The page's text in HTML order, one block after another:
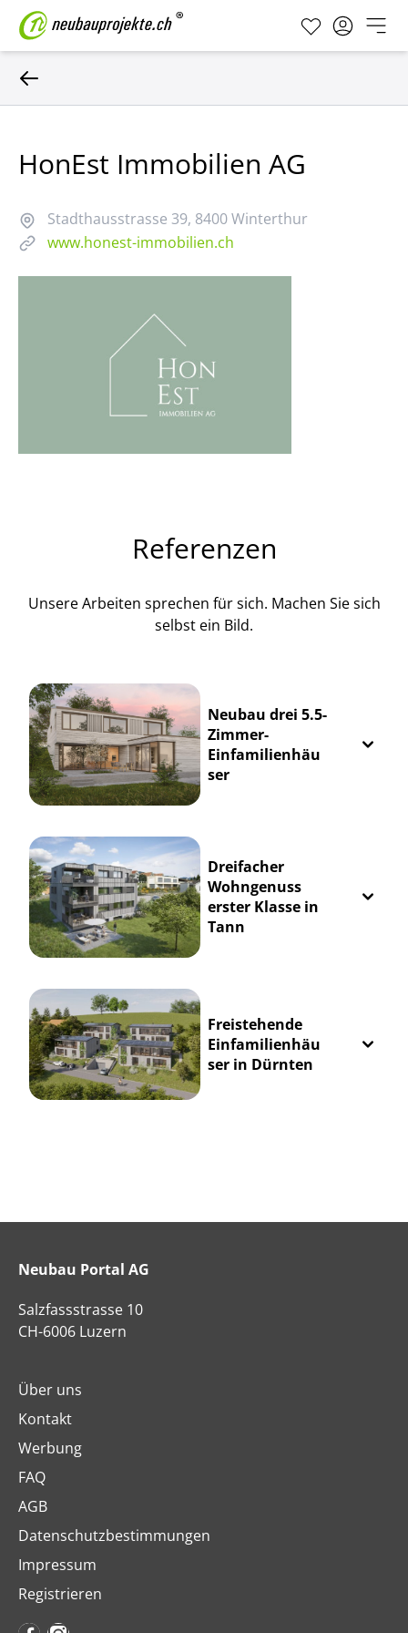
HonEst Immobilien AG
Stadthausstrasse 39, 8400 Winterthur
www.honest-immobilien.ch
Referenzen
Unsere Arbeiten sprechen für sich. Machen Sie sich
selbst ein Bild.
Neubau drei 5.5-
Zimmer-
Einfamilienhäu
ser
Dreifacher
Wohngenuss
erster Klasse in
Tann
Freistehende
Einfamilienhäu
ser in Dürnten
Neubau Portal AG
Salzfassstrasse 10
CH-6006 Luzern
Über uns
Kontakt
Werbung
FAQ
AGB
Datenschutzbestimmungen
Impressum
Registrieren